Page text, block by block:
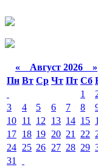
« Август 2026 »
Пн Вт Ср Чт Пт Сб
1
3
4 5 6 7 8
10 11 12 13 14 15
17 18 19 20 21 22
24 25 26 27 28 29
31